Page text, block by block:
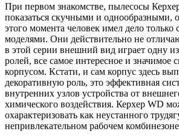
При первом знакомстве, пылесосы
показаться скучными и однообразными,
этого момента человек имел дело
моделями. Они действительно не
в этой серии внешний вид играет одну
ролей, все самое интересное и значимое
корпусом. Кстати, и сам корпус здесь
декоративную роль, это эффективная
внутренних узлов устройства от
химического воздействия. Керхер WD
охарактеризовать как неустанного
непривлекательном рабочем